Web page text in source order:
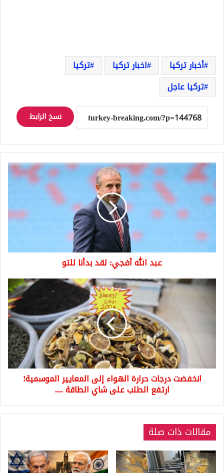
أخبار تركيا اخبار تركيا
تركيا
تركيا عاجل
نسخ الرابط
عبد
الله
أفجي:
لقد
عبد الله أفجي: لقد بدأنا للتو
انخفضت
درجات
الطلب
....
انخفضت درجات حرارة الهواء إلى المعايير الموسمية!
ارتفع الطلب على شاي الطاقة ....
مقالات ذات صلة